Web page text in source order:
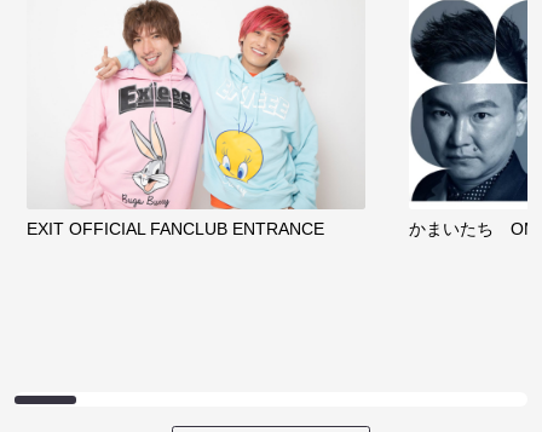
EXIT OFFICIAL FANCLUB ENTRANCE かまいたち